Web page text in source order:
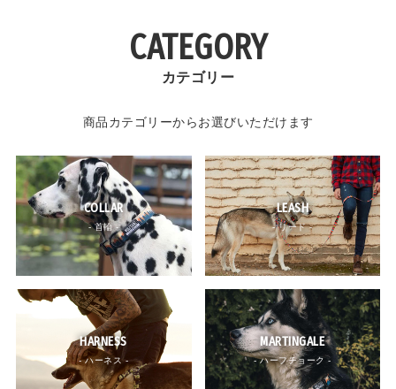
CATEGORY
カテゴリー
商品カテゴリーからお選びいただけます
COLLAR
- 首輪 -
LEASH
- リード -
HARNESS
- ハーネス -
MARTINGALE
- ハーフチョーク -